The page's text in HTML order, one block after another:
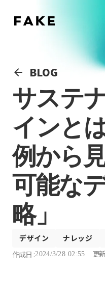
arrow_back BLOG
サステ
インと
例から
可能な
略」
デザイン ナレッジ
作成日 :2024/3/28 02:55 更